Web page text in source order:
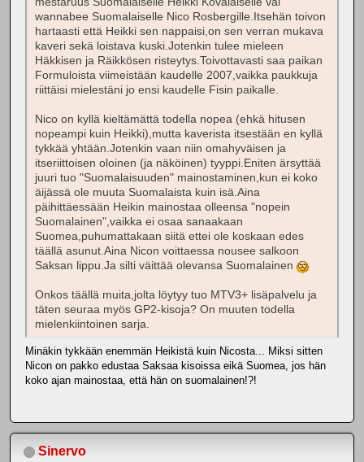
wannabee Suomalaiselle Nico Rosbergille.Itsehän toivon
hartaasti että Heikki sen nappaisi,on sen verran mukava
kaveri sekä loistava kuski.Jotenkin tulee mieleen
Häkkisen ja Räikkösen risteytys.Toivottavasti saa paikan
Formuloista viimeistään kaudelle 2007,vaikka paukkuja
riittäisi mielestäni jo ensi kaudelle Fisin paikalle.
Nico on kyllä kieltämättä todella nopea (ehkä hitusen
nopeampi kuin Heikki),mutta kaverista itsestään en kyllä
tykkää yhtään.Jotenkin vaan niin omahyväisen ja
itseriittoisen oloinen (ja näköinen) tyyppi.Eniten ärsyttää
juuri tuo "Suomalaisuuden" mainostaminen,kun ei koko
äijässä ole muuta Suomalaista kuin isä.Aina
päihittäessään Heikin mainostaa olleensa "nopein
Suomalainen",vaikka ei osaa sanaakaan
Suomea,puhumattakaan siitä ettei ole koskaan edes
täällä asunut.Aina Nicon voittaessa nousee salkoon
Saksan lippu.Ja silti väittää olevansa Suomalainen
Onkos täällä muita,jolta löytyy tuo MTV3+ lisäpalvelu ja
täten seuraa myös GP2-kisoja? On muuten todella
mielenkiintoinen sarja.
Minäkin tykkään enemmän Heikistä kuin Nicosta... Miksi sitten
Nicon on pakko edustaa Saksaa kisoissa eikä Suomea, jos hän
koko ajan mainostaa, että hän on suomalainen!?!
Sinervo